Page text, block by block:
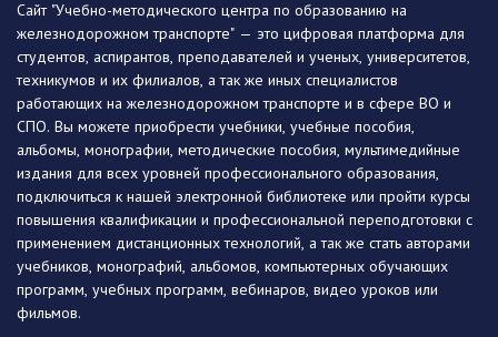
Сайт "Учебно-методического центра по образованию на
железнодорожном транспорте" — это цифровая платформа для
студентов, аспирантов, преподавателей и ученых, университетов,
техникумов и их филиалов, а так же иных специалистов
работающих на железнодорожном транспорте и в сфере ВО и
СПО. Вы можете приобрести учебники, учебные пособия,
альбомы, монографии, методические пособия, мультимедийные
издания для всех уровней профессионального образования,
подключиться к нашей электронной библиотеке или пройти курсы
повышения квалификации и профессиональной переподготовки с
применением дистанционных технологий, а так же стать авторами
учебников, монографий, альбомов, компьютерных обучающих
программ, учебных программ, вебинаров, видео уроков или
фильмов.